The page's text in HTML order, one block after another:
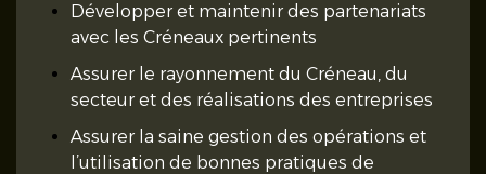
Développer et maintenir des partenariats
avec les Créneaux pertinents
Assurer le rayonnement du Créneau, du
secteur et des réalisations des entreprises
Assurer la saine gestion des opérations et
l’utilisation de bonnes pratiques de